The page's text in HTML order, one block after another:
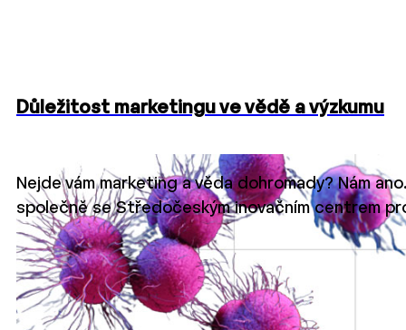
Důležitost marketingu ve vědě a výzkumu
Nejde vám marketing a věda dohromady? Nám
společně se Středočeským inovačním centrem